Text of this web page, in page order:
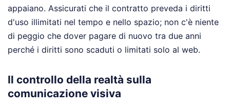
appaiano. Assicurati che il contratto preveda i diritti
d'uso illimitati nel tempo e nello spazio; non c'è niente
di peggio che dover pagare di nuovo tra due anni
perché i diritti sono scaduti o limitati solo al web.
Il controllo della realtà sulla
comunicazione visiva